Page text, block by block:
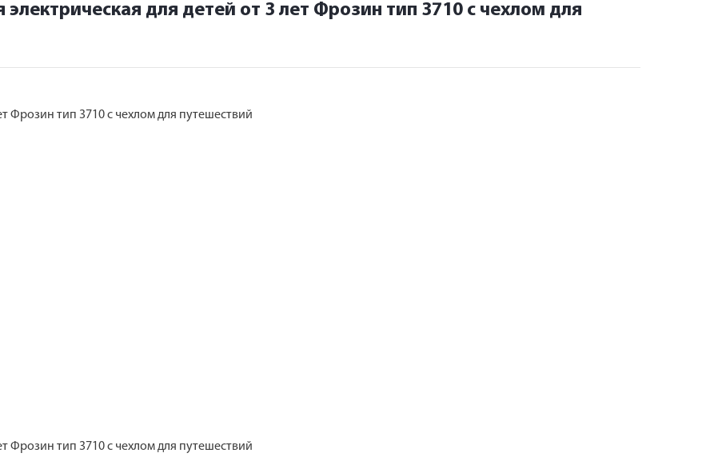
для детей от 3 лет Фрозин тип 3710 с чехлом для
Фрозин тип 3710 с чехлом для путешествий
Фрозин тип 3710 с чехлом для путешествий